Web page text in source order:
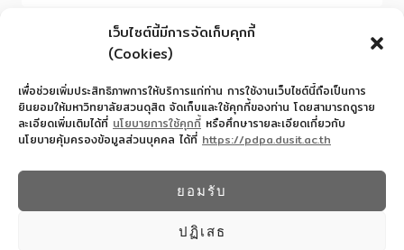
เว็บไซต์นี้มีการจัดเก็บคุกกี้
(Cookies)
เพื่อช่วยเพิ่มประสิทธิภาพการให้บริการแก่ท่าน การใช้งานเว็บไซต์นี้ถือเป็นการ
ยินยอมให้มหาวิทยาลัยสวนดุสิต จัดเก็บและใช้คุกกี้ของท่าน โดยสามารถดูราย
ละเอียดเพิ่มเติมได้ที่ นโยบายการใช้คุกกี้ หรือศึกษารายละเอียดเกี่ยวกับ
นโยบายคุ้มครองข้อมูลส่วนบุคคล ได้ที่ https://pdpa.dusit.ac.th
ยอมรับ
ปฏิเสธ
022445587
© 2026 โรงเรียนสาธิตละอออุทิศ - WordPress
Theme byKadence WP